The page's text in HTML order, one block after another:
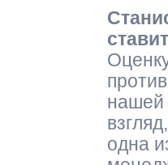
нашей
одна